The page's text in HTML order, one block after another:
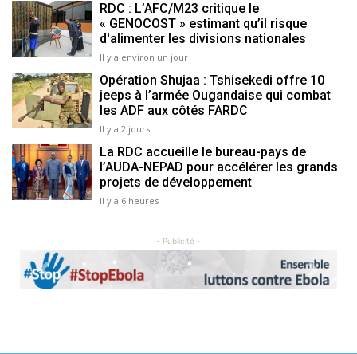
RDC : L’AFC/M23 critique le
« GENOCOST » estimant qu’il risque
d'alimenter les divisions nationales
Il y a environ un jour
Opération Shujaa : Tshisekedi offre 10
jeeps à l’armée Ougandaise qui combat
les ADF aux côtés FARDC
Il y a 2 jours
La RDC accueille le bureau-pays de
l’AUDA-NEPAD pour accélérer les grands
projets de développement
Il y a 6 heures
- Publicité -
Previous Next